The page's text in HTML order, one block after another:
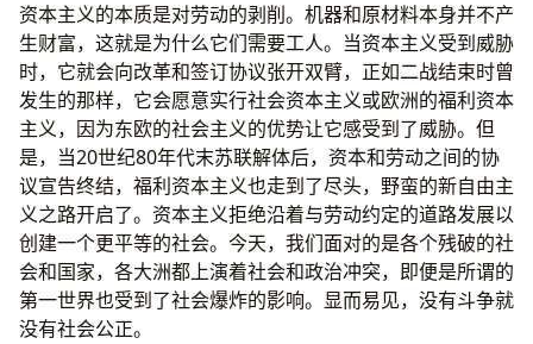
资本主义的本质是对劳动的剥削。机器和原材料本身并不产
生财富，这就是为什么它们需要工人。当资本主义受到威胁
时，它就会向改革和签订协议张开双臂，正如二战结束时曾
发生的那样，它会愿意实行社会资本主义或欧洲的福利资本
主义，因为东欧的社会主义的优势让它感受到了威胁。但
是，当20世纪80年代末苏联解体后，资本和劳动之间的协
议宣告终结，福利资本主义也走到了尽头，野蛮的新自由主
义之路开启了。资本主义拒绝沿着与劳动约定的道路发展以
创建一个更平等的社会。今天，我们面对的是各个残破的社
会和国家，各大洲都上演着社会和政治冲突，即便是所谓的
第一世界也受到了社会爆炸的影响。显而易见，没有斗争就
没有社会公正。